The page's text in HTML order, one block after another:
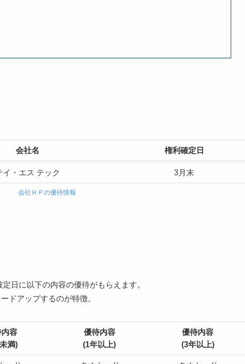
会社名 権利確定日
イ・エス テック 3月末
会社ＨＰの優待情報
定日に以下の内容の優待がもらえます。
ドアップするのが特徴。
容
満)
優待内容
(1年以上)
優待内容
(3年以上)